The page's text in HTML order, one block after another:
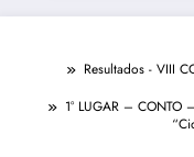
Resultados - VIII
1° LUGAR – CONTO